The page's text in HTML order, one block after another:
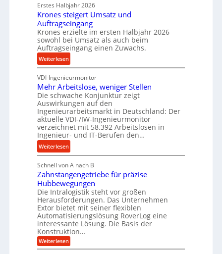
p
r
o
z
e
s
s
e
t
r
i
e
b
u
n
d
H
y
d
r
a
u
l
i
m
V
e
r
g
l
e
r
ä
z
i
s
e
u
n
d
l
a
n
g
l
e
b
i
g
e
K
u
g
e
l
g
e
w
Erstes Halbjahr 2026
Krones steigert Umsatz und
Auftragseingang
Krones erzielte im ersten Halbjahr 2026
sowohl bei Umsatz als auch beim
Auftragseingang einen Zuwachs.
Weiterlesen:
K
r
o
n
e
s
s
t
e
i
g
r
t
U
m
s
a
t
z
VDI-Ingenieurmonitor
Mehr Arbeitslose, weniger Stellen
Die schwache Konjunktur zeigt
Auswirkungen auf den
Ingenieurarbeitsmarkt in Deutschland: Der
aktuelle VDI-/IW-Ingenieurmonitor
verzeichnet mit 58.392 Arbeitslosen in
Ingenieur- und IT-Berufen den…
Weiterlesen:
M
e
h
r
A
r
b
e
i
t
s
Schnell von A nach B
Zahnstangengetriebe für präzise
Hubbewegungen
Die Intralogistik steht vor großen
Herausforderungen. Das Unternehmen
Extor bietet mit seiner flexiblen
Automatisierungslösung RoverLog eine
interessante Lösung. Die Basis der
Konstruktion…
Weiterlesen:
Z